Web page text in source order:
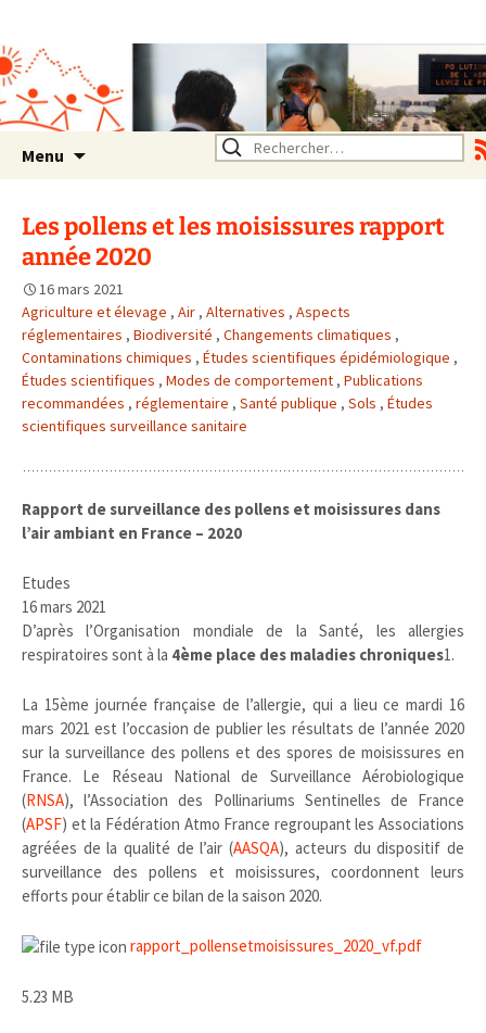
Rhône Alpes
Un environnement sain pour
la santé de tous
Menu Rechercher :
Les pollens et les moisissures rapport
année 2020
16 mars 2021
Agriculture et élevage , Air , Alternatives , Aspects
réglementaires , Biodiversité , Changements climatiques ,
Contaminations chimiques , Études scientifiques épidémiologique ,
Études scientifiques , Modes de comportement , Publications
recommandées , réglementaire , Santé publique , Sols , Études
scientifiques surveillance sanitaire
Rapport de surveillance des pollens et moisissures dans
l’air ambiant en France – 2020
Etudes
16 mars 2021
D’après l’Organisation mondiale de la Santé, les allergies
respiratoires sont à la 4ème place des maladies chroniques1.
La 15ème journée française de l’allergie, qui a lieu ce mardi 16
mars 2021 est l’occasion de publier les résultats de l’année 2020
sur la surveillance des pollens et des spores de moisissures en
France. Le Réseau National de Surveillance Aérobiologique
(RNSA), l’Association des Pollinariums Sentinelles de France
(APSF) et la Fédération Atmo France regroupant les Associations
agréées de la qualité de l’air (AASQA), acteurs du dispositif de
surveillance des pollens et moisissures, coordonnent leurs
efforts pour établir ce bilan de la saison 2020.
rapport_pollensetmoisissures_2020_vf.pdf
5.23 MB